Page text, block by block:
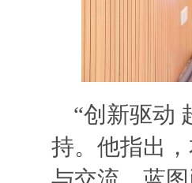
“创新驱动
持。他指出